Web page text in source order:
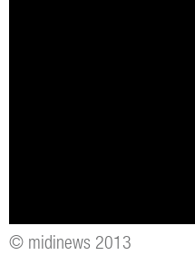
© midinews 2013